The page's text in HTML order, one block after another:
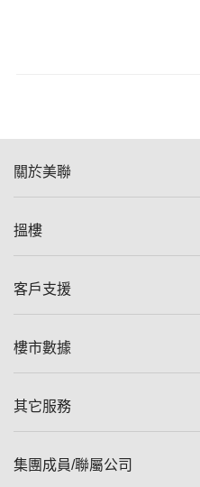
關於美聯
美聯集團
人才招募
搵樓
一手新盤
減價
美聯豪宅
獨家樓盤
租盤
客戶支援
自助放盤
查詢熱線
按揭計算機
樓市數據
樓價指數
歷史成交
其它服務
屋苑專頁
集團成員/聯屬公司